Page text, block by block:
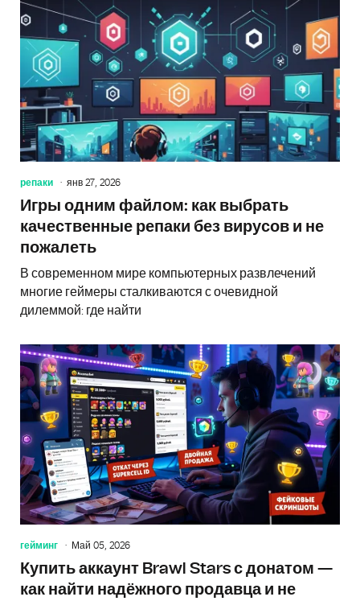
репаки янв 27, 2026
Игры одним файлом: как выбрать
качественные репаки без вирусов и не
пожалеть
В современном мире компьютерных развлечений
многие геймеры сталкиваются с очевидной
дилеммой: где найти
гейминг Май 05, 2026
Купить аккаунт Brawl Stars с донатом —
как найти надёжного продавца и не